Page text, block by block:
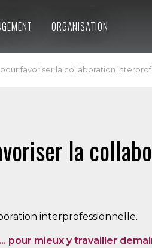
ORGANISATION
favoriser la collaboration
la
interprofessionnelle.
pour mieux y travailler